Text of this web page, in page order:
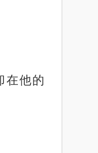
在他的